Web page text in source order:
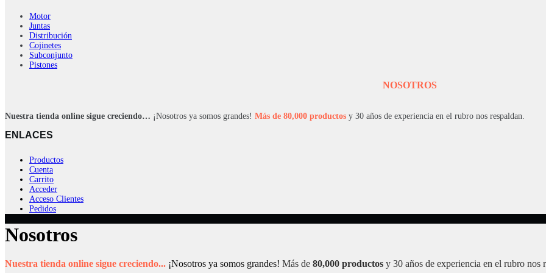
Motor
Juntas
Distribución
Cojinetes
Subconjunto
Pistones
NOSOTROS
Nuestra tienda online sigue creciendo… ¡Nosotros ya somos grandes! Más de 80,000 productos y 30 años de experiencia en el rubro nos respaldan.
ENLACES
Productos
Cuenta
Carrito
Acceder
Acceso Clientes
Pedidos
Nosotros
Nuestra tienda online sigue creciendo... ¡Nosotros ya somos grandes! Más de 80,000 productos y 30 años de experiencia en el rubro nos